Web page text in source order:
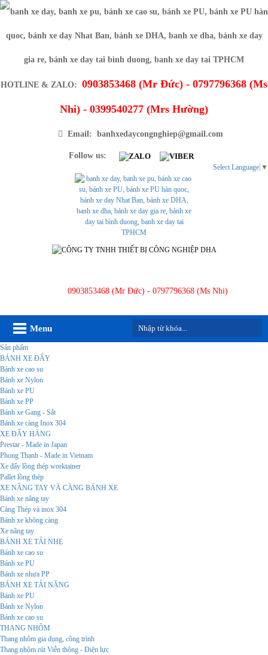
HOTLINE & ZALO: 0903853468 (Mr Đức) - 0797796368 (Ms
Nhi) - 0399540277 (Mrs Hường)
Email: banhxedaycongnghiep@gmail.com
Follow us:
0903853468 (Mr Đức) - 0797796368 (Ms Nhi)
Select Language ▼
Menu
Sản phẩm
BÁNH XE ĐẨY
Bánh xe cao su
Bánh xe Nylon
Bánh xe PU
Bánh xe PP
Bánh xe Gang - Sắt
Bánh xe càng Inox 304
XE ĐẨY HÀNG
Prestar - Made in Japan
Phong Thạnh - Made in Vietnam
Xe đẩy lồng thép worktainer
Pallet lồng thép
XE NÂNG TAY VÀ CÀNG BÁNH XE
Bánh xe nâng tay
Càng Thép và inox 304
Bánh xe không càng
Xe nâng tay
BÁNH XE TẢI NHẸ
Bánh xe cao su
Bánh xe PU
Bánh xe nhựa PP
BÁNH XE TẢI NẶNG
Bánh xe PU
Bánh xe Nylon
Bánh xe cao su
THANG NHÔM
Thang nhôm gia dụng, công trình
Thang nhôm rút Viễn thông - Điện lực